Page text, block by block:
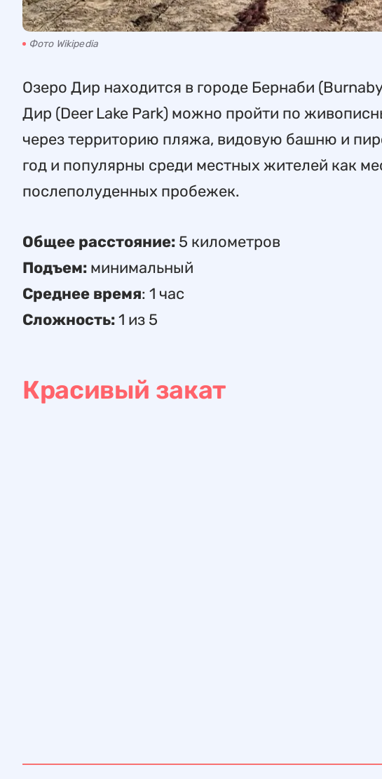
Фото Wikipedia
Озеро Дир находится в городе Бернаби
Дир (Deer Lake Park) можно пройти по
через территорию пляжа, видовую башню и
год и популярны среди местных жителей как
послеполуденных пробежек.
Общее расстояние: 5 километров
Подъем: минимальный
Среднее время: 1 час
Сложность:1 из 5
Красивый закат